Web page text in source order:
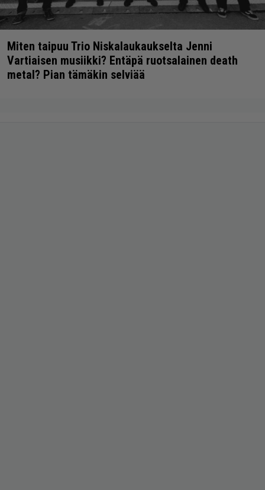
Miten taipuu Trio Niskalaukaukselta Jenni
Vartiaisen musiikki? Entäpä ruotsalainen death
metal? Pian tämäkin selviää